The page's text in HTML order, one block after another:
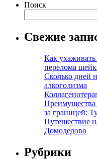
Поиск
Свежие
Как
перелома
Сколько дней
алкоголизма
Преимущества
за границей:
Путешествие
Домодедово
Рубрики